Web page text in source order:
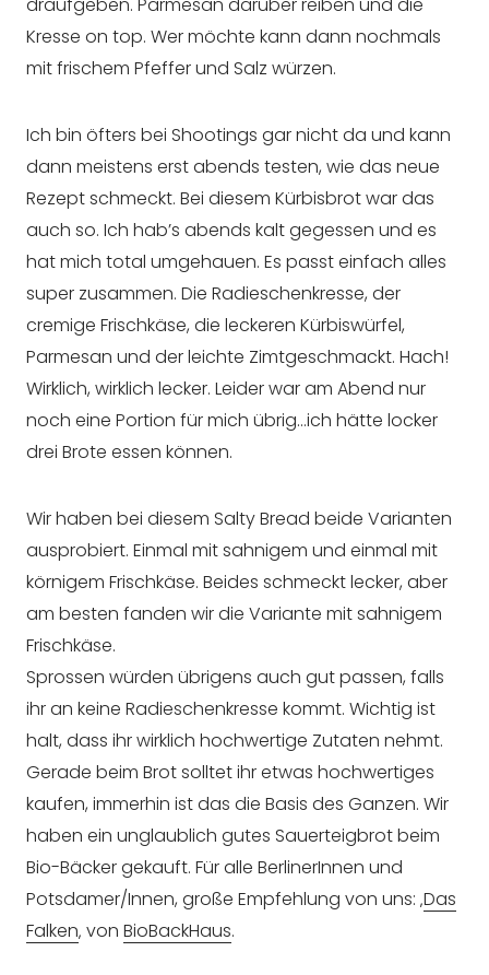
Kresse on top. Wer möchte kann dann nochmals
mit frischem Pfeffer und Salz würzen.
Ich bin öfters bei Shootings gar nicht da und kann
dann meistens erst abends testen, wie das neue
Rezept schmeckt. Bei diesem Kürbisbrot war das
auch so. Ich hab’s abends kalt gegessen und es
hat mich total umgehauen. Es passt einfach alles
super zusammen. Die Radieschenkresse, der
cremige Frischkäse, die leckeren Kürbiswürfel,
Parmesan und der leichte Zimtgeschmackt. Hach!
Wirklich, wirklich lecker. Leider war am Abend nur
noch eine Portion für mich übrig…ich hätte locker
drei Brote essen können.
Wir haben bei diesem Salty Bread beide Varianten
ausprobiert. Einmal mit sahnigem und einmal mit
körnigem Frischkäse. Beides schmeckt lecker, aber
am besten fanden wir die Variante mit sahnigem
Frischkäse.
Sprossen würden übrigens auch gut passen, falls
ihr an keine Radieschenkresse kommt. Wichtig ist
halt, dass ihr wirklich hochwertige Zutaten nehmt.
Gerade beim Brot solltet ihr etwas hochwertiges
kaufen, immerhin ist das die Basis des Ganzen. Wir
haben ein unglaublich gutes Sauerteigbrot beim
Bio-Bäcker gekauft. Für alle BerlinerInnen und
Potsdamer/Innen, große Empfehlung von uns: ‚Das
Falken‚ von BioBackHaus.